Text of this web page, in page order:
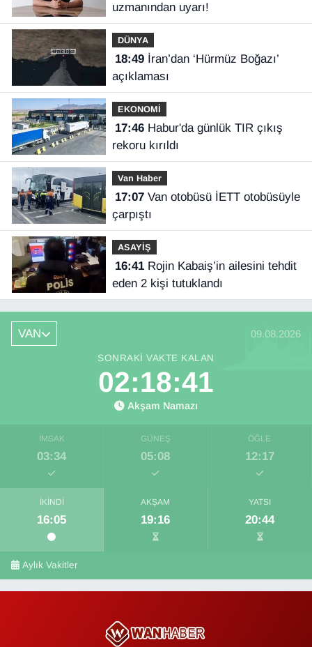
uzmanından uyarı!
DÜNYA
18:49İran’dan ‘Hürmüz Boğazı’
açıklaması
EKONOMİ
17:46Habur'da günlük TIR çıkış
rekoru kırıldı
Van Haber
17:07Van otobüsü İETT otobüsüyle
çarpıştı
ASAYİŞ
16:41Rojin Kabaiş’in ailesini tehdit
eden 2 kişi tutuklandı
VAN 09.08.2026
SONRAKI VAKTE KALAN
02:18:40
Akşam Namazı
İMSAK
03:34
GÜNEŞ
05:08
ÖĞLE
12:17
İKINDI
16:05
AKŞAM
19:16
YATSI
20:44
Aylık Vakitler